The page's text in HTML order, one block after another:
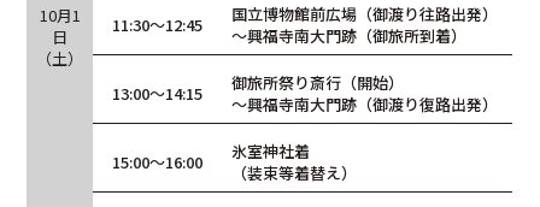
10⽉1
⽇
（土）
11:30〜12:45
国立博物館前広場（御渡り往路出発）
～興福寺南大門跡（御旅所到着）
13:00〜14:15
御旅所祭り斎行（開始）
～興福寺南大門跡（御渡り復路出発）
15:00〜16:00
氷室神社着
（装束等着替え）